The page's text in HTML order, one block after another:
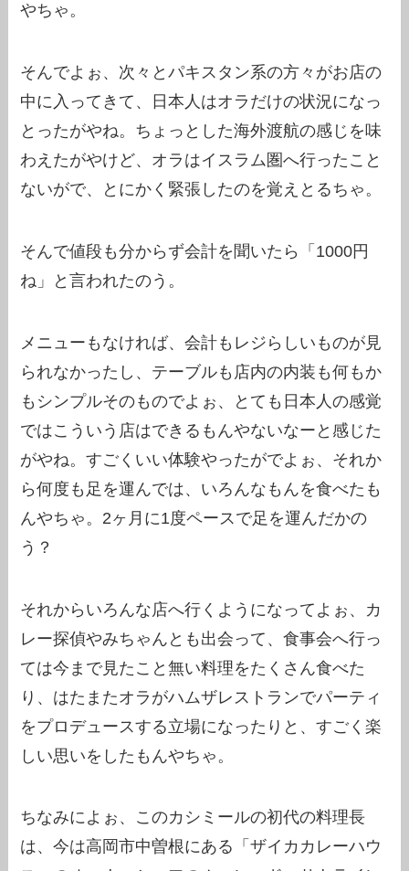
やちゃ。
そんでよぉ、次々とパキスタン系の方々がお店の
中に入ってきて、日本人はオラだけの状況になっ
とったがやね。ちょっとした海外渡航の感じを味
わえたがやけど、オラはイスラム圏へ行ったこと
ないがで、とにかく緊張したのを覚えとるちゃ。
そんで値段も分からず会計を聞いたら「1000円
ね」と言われたのう。
メニューもなければ、会計もレジらしいものが見
られなかったし、テーブルも店内の内装も何もか
もシンプルそのものでよぉ、とても日本人の感覚
ではこういう店はできるもんやないなーと感じた
がやね。すごくいい体験やったがでよぉ、それか
ら何度も足を運んでは、いろんなもんを食べたも
んやちゃ。2ヶ月に1度ペースで足を運んだかの
う？
それからいろんな店へ行くようになってよぉ、カ
レー探偵やみちゃんとも出会って、食事会へ行っ
ては今まで見たこと無い料理をたくさん食べた
り、はたまたオラがハムザレストランでパーティ
をプロデュースする立場になったりと、すごく楽
しい思いをしたもんやちゃ。
ちなみによぉ、このカシミールの初代の料理長
は、今は高岡市中曽根にある「ザイカカレーハウ